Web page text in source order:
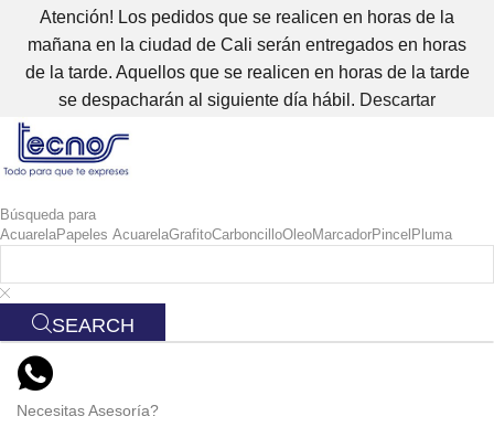
Atención! Los pedidos que se realicen en horas de la
mañana en la ciudad de Cali serán entregados en horas
de la tarde. Aquellos que se realicen en horas de la tarde
se despacharán al siguiente día hábil. Descartar
Búsqueda para
AcuarelaPapeles AcuarelaGrafitoCarboncilloOleoMarcadorPincel Pluma
SEARCH
Necesitas Asesoría?